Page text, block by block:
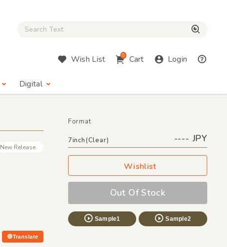
Close Search box
Wish List 0 Cart Login
Digital
New Release
Translate
Format
7inch(Clear) ---- JPY
Wishlist
Out Of Stock
Sample1 Sample2